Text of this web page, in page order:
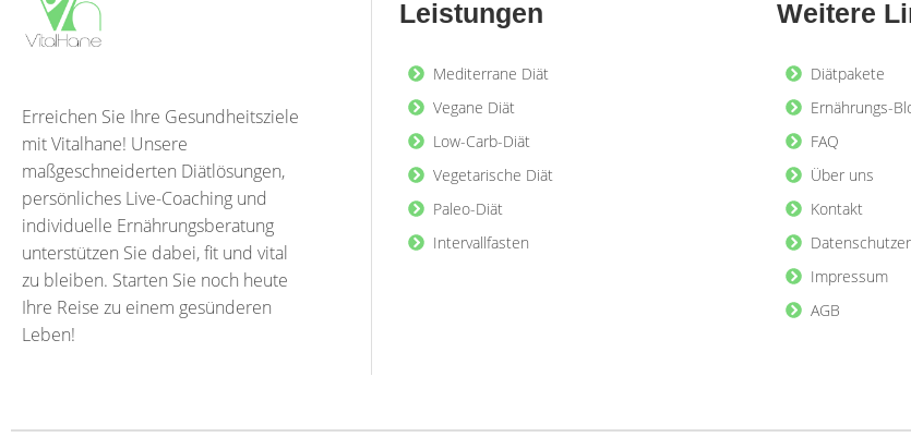
Erreichen Sie Ihre Gesundheitsziele
mit Vitalhane! Unsere
maßgeschneiderten Diätlösungen,
persönliches Live-Coaching und
individuelle Ernährungsberatung
unterstützen Sie dabei, fit und vital
zu bleiben. Starten Sie noch heute
Ihre Reise zu einem gesünderen
Leben!
Leistungen
Mediterrane Diät
Vegane Diät
Low-Carb-Diät
Vegetarische Diät
Paleo-Diät
Intervallfasten
Weitere
Diätpakete
Ernährungs-
FAQ
Über uns
Kontakt
Impressum
AGB